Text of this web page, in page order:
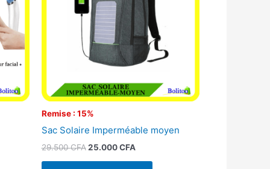
Remise : 15%
Sac Solaire Imperméable moyen
29.500CFA 25.000CFA